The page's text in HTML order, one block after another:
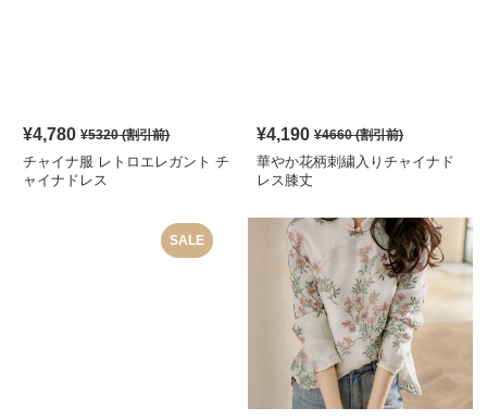
¥4,780 ¥5320(割引前)
チャイナ服 レトロエレガント チ
ャイナドレス
¥4,190 ¥4660(割引前)
華やか花柄刺繍入りチャイナド
レス膝丈
SALE